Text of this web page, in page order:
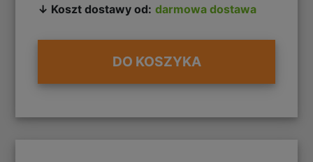
↓ Koszt dostawy od: darmowa dostawa
DO KOSZYKA